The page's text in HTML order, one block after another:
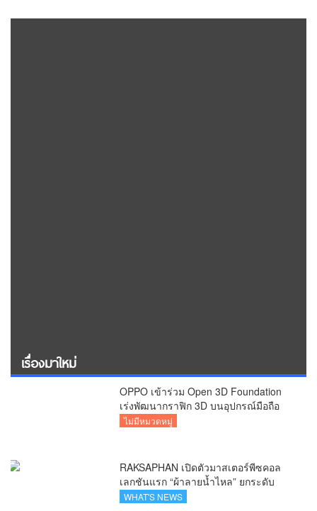
เรื่องมาใหม่
OPPO เข้าร่วม Open 3D Foundation
เร่งพัฒนากราฟิก 3D บนอุปกรณ์มือถือ
ไม่มีหมวดหมู่
RAKSAPHAN เปิดตัวมาสเตอร์พีซคอล
เลกชันแรก “ผ้าลายน้ำไหล” ยกระดับ
ภูมิปัญญาท้องถิ่นสู่งานศิลป์ระดับสากล
WHAT'S NEWS